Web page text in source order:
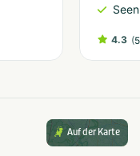
4.3 (
Auf der Karte